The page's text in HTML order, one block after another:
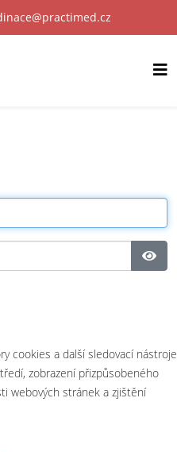
cookies a další sledovací nástroje
zobrazení přizpůsobeného
webových stránek a zjištění